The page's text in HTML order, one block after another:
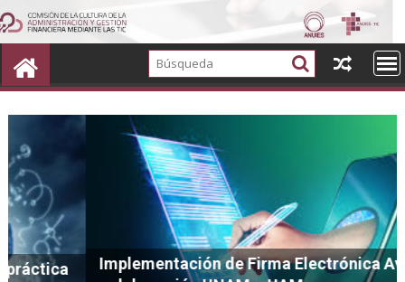
Ir
al
contenido
Implementación de Firma Electrónica Avanzada